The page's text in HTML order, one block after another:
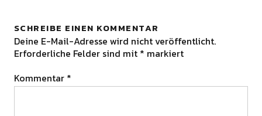
SCHREIBE EINEN KOMMENTAR
Deine E-Mail-Adresse wird nicht veröffentlicht.
Erforderliche Felder sind mit * markiert
Kommentar *